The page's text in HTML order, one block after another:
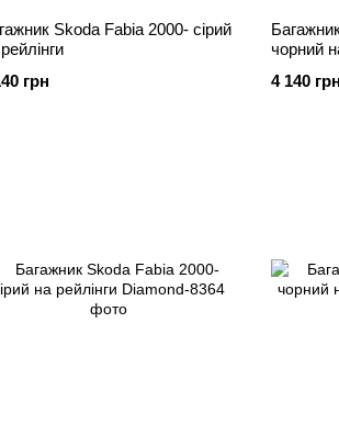
Skoda Fabia 2000- cірий
грн
чорний
4 140 грн